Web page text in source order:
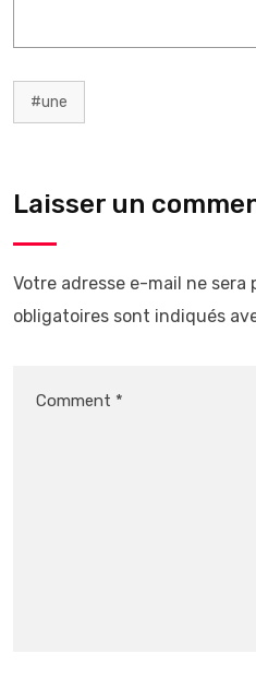
#une
Laisser un
Votre adresse e-mail ne sera
obligatoires sont indiqués